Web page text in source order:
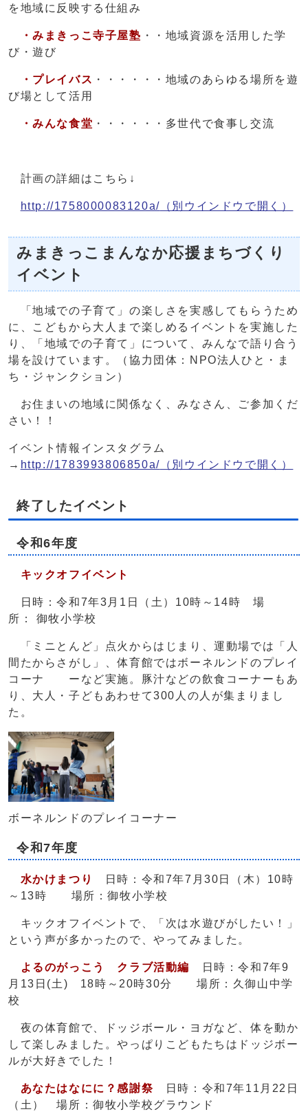
を地域に反映する仕組み
・みまきっこ寺子屋塾 ・・地域資源を活用した学
び・遊び
・プレイバス ・・・・・・地域のあらゆる場所を遊
び場として活用
・みんな食堂 ・・・・・・多世代で食事し交流
計画の詳細はこちら↓
http://1758000083120a/ （別ウインドウで開く）
みまきっこまんなか応援まちづくり
イベント
「地域での子育て」の楽しさを実感してもらうため
に、こどもから大人まで楽しめるイベントを実施した
り、「地域での子育て」について、みんなで語り合う
場を設けています。（協力団体：NPO法人ひと・ま
ち・ジャンクション）
お住まいの地域に関係なく、みなさん、ご参加くだ
さい！！
イベント情報インスタグラム
→ http://1783993806850a/ （別ウインドウで開く）
終了したイベント
令和6年度
キックオフイベント
日時：令和7年3月1日（土）10時～14時 場
所： 御牧小学校
「ミニとんど」点火からはじまり、運動場では「人
間たからさがし」、体育館ではボーネルンドのプレイ
コーナ ーなど実施。豚汁などの飲食コーナーもあ
り、大人・子どもあわせて300人の人が集まりまし
た。
ボーネルンドのプレイコーナー
令和7年度
水かけまつり
日時：令和7年7月30日（木）10時
～13時
場所：御牧小学校
キックオフイベントで、「次は水遊びがしたい！」
という声が多かったので、やってみました。
よるのがっこう クラブ活動編
日時：令和7年9
月13日(土) 18時～20時30分 場所：久御山中学
校
夜の体育館で、ドッジボール・ヨガなど、体を動か
して楽しみました。やっぱりこどもたちはドッジボー
ルが大好きでした！
あなたはなにに？感謝祭 日時：令和7年11月22日
（土） 場所：御牧小学校グラウンド